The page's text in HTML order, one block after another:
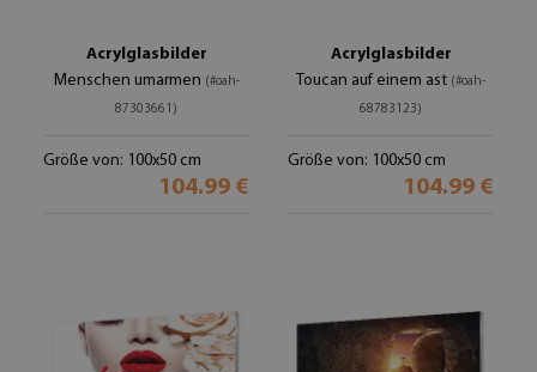
Acrylglasbilder
Menschen umarmen (#oah-
87303661)
Größe von: 100x50 cm
104.99 €
Acrylglasbilder
Toucan auf einem ast (#oah-
68783123)
Größe von: 100x50 cm
104.99 €